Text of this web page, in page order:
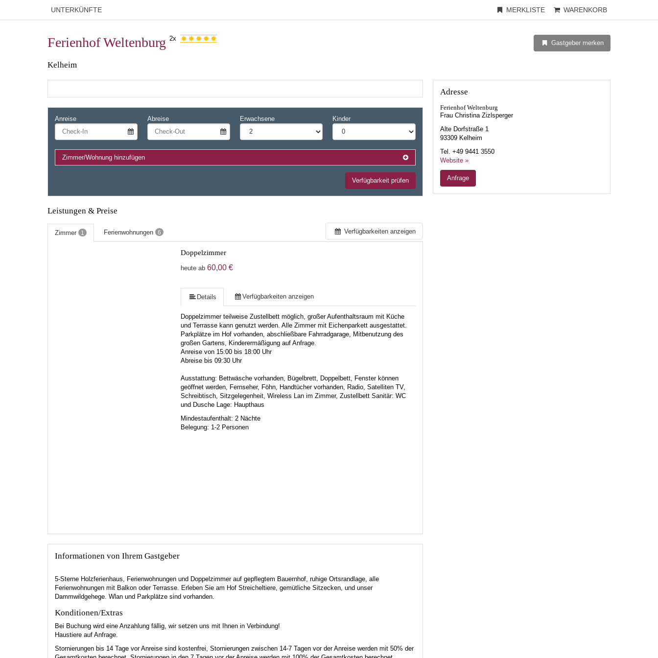
MERKLISTE WARENKORB
UNTERKÜNFTE
Ferienhof Weltenburg 2x
Gastgeber merken
Kelheim
Anreise Abreise Erwachsene Kinder
Zimmer/Wohnung hinzufügen
Verfügbarkeit prüfen
Verfügbarkeiten anzeigen
Leistungen & Preise
Zimmer 1 Ferienwohnungen 6
Doppelzimmer
heute ab 60,00 €
Details Verfügbarkeiten anzeigen
Doppelzimmer teilweise Zustellbett möglich, großer Aufenthaltsraum mit Küche
und Terrasse kann genutzt werden. Alle Zimmer mit Eichenparkett ausgestattet.
Parkplätze im Hof vorhanden, abschließbare Fahrradgarage, Mitbenutzung des
großen Gartens, Kinderermäßigung auf Anfrage.
Anreise von 15:00 bis 18:00 Uhr
Abreise bis 09:30 Uhr
Ausstattung: Bettwäsche vorhanden, Bügelbrett, Doppelbett, Fenster können
geöffnet werden, Fernseher, Föhn, Handtücher vorhanden, Radio, Satelliten TV,
Schreibtisch, Sitzgelegenheit, Wireless Lan im Zimmer, Zustellbett Sanitär:WC
und Dusche Lage: Haupthaus
Mindestaufenthalt: 2 Nächte
Belegung: 1-2 Personen
Informationen von Ihrem Gastgeber
5-Sterne Holzferienhaus, Ferienwohnungen und Doppelzimmer auf gepflegtem Bauernhof, ruhige Ortsrandlage, alle
Ferienwohnungen mit Balkon oder Terrasse. Erleben Sie am Hof Streicheltiere, gemütliche Sitzecken, und unser
Dammwildgehege. Wlan und Parkplätze sind vorhanden.
Konditionen/Extras
Bei Buchung wird eine Anzahlung fällig, wir setzen uns mit Ihnen in Verbindung!
Haustiere auf Anfrage.
Stornierungen bis 14 Tage vor Anreise sind kostenfrei, Stornierungen zwischen 14-7 Tagen vor der Anreise werden mit 50% der
Adresse
Ferienhof Weltenburg
Frau Christina Zizlsperger
Alte Dorfstraße 1
93309 Kelheim
Tel. +49 9441 3550
Website »
Anfrage